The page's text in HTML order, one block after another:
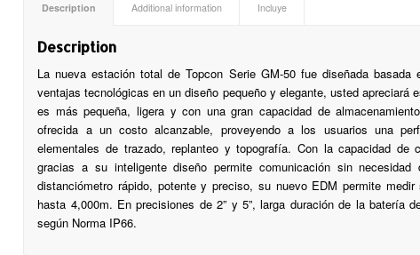
Description Additional information Incluye
Description
La nueva estación total de Topcon Serie GM-50 fue diseñada
ventajas tecnológicas en un diseño pequeño y elegante, usted apreciará
es más pequeña, ligera y con una gran capacidad de
ofrecida a un costo alcanzable, proveyendo a los usuarios una
elementales de trazado, replanteo y topografía. Con la capacidad
gracias a su inteligente diseño permite comunicación sin
distanciómetro rápido, potente y preciso, su nuevo EDM permite
hasta 4,000m. En precisiones de 2” y 5”, larga duración de la batería
según Norma IP66.